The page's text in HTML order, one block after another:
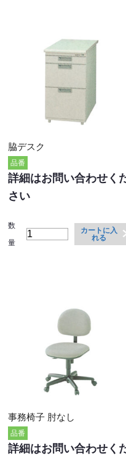
脇デスク
品番
詳細はお問い合わせく
さい
数
量
カートに入
れる
事務椅子 肘なし
品番
詳細はお問い合わせく